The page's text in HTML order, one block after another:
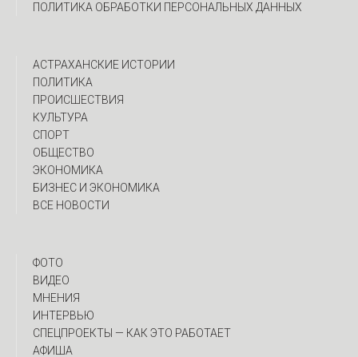
ПОЛИТИКА ОБРАБОТКИ ПЕРСОНАЛЬНЫХ ДАННЫХ
АСТРАХАНСКИЕ ИСТОРИИ
ПОЛИТИКА
ПРОИСШЕСТВИЯ
КУЛЬТУРА
СПОРТ
ОБЩЕСТВО
ЭКОНОМИКА
БИЗНЕС И ЭКОНОМИКА
ВСЕ НОВОСТИ
ФОТО
ВИДЕО
МНЕНИЯ
ИНТЕРВЬЮ
CПЕЦПРОЕКТЫ — КАК ЭТО РАБОТАЕТ
АФИША